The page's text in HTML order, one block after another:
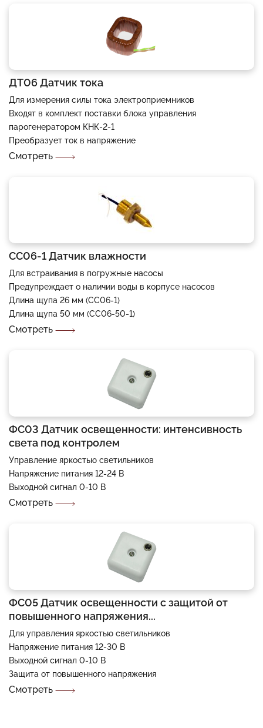
ДТ06 Датчик тока
Для измерения силы тока электроприемников
Входят в комплект поставки блока управления
парогенератором КНК-2-1
Преобразует ток в напряжение
Смотреть
СС06-1 Датчик влажности
Для встраивания в погружные насосы
Предупреждает о наличии воды в корпусе насосов
Длина щупа 26 мм (СС06-1)
Длина щупа 50 мм (СС06-50-1)
Смотреть
ФС03 Датчик освещенности: интенсивность
света под контролем
Управление яркостью светильников
Напряжение питания 12-24 В
Выходной сигнал 0-10 В
Смотреть
ФС05 Датчик освещенности с защитой от
повышенного напряжения...
Для управления яркостью светильников
Напряжение питания 12-30 В
Выходной сигнал 0-10 В
Защита от повышенного напряжения
Смотреть